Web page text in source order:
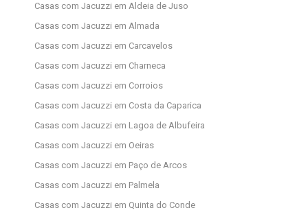
Casas com Jacuzzi em Aldeia de Juso
Casas com Jacuzzi em Almada
Casas com Jacuzzi em Carcavelos
Casas com Jacuzzi em Charneca
Casas com Jacuzzi em Corroios
Casas com Jacuzzi em Costa da Caparica
Casas com Jacuzzi em Lagoa de Albufeira
Casas com Jacuzzi em Oeiras
Casas com Jacuzzi em Paço de Arcos
Casas com Jacuzzi em Palmela
Casas com Jacuzzi em Quinta do Conde